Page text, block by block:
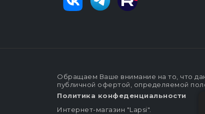
Обращаем Ваше внимание на то, что
публичной офертой, определяемой
Политика конфеденциальности
Интернет-магазин "Lapsi".